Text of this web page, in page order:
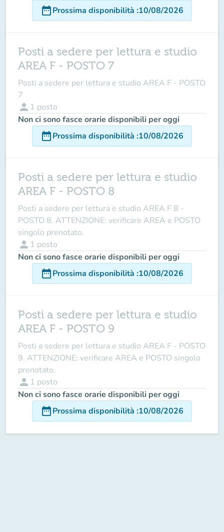
date_rangeProssima disponibilità :10/08/2026
Posti a sedere per lettura e studio
AREA F - POSTO 7
Posti a sedere per lettura e studio AREA F - POSTO
7
person 1 posto
Non ci sono fasce orarie disponibili per oggi
date_rangeProssima disponibilità :10/08/2026
Posti a sedere per lettura e studio
AREA F - POSTO 8
Posti a sedere per lettura e studio AREA F 8 -
POSTO 8. ATTENZIONE: verificare AREA e POSTO
singolo prenotato.
person 1 posto
Non ci sono fasce orarie disponibili per oggi
date_rangeProssima disponibilità :10/08/2026
Posti a sedere per lettura e studio
AREA F - POSTO 9
Posti a sedere per lettura e studio AREA F - POSTO
9. ATTENZIONE: verificare AREA e POSTO singolo
prenotato.
person 1 posto
Non ci sono fasce orarie disponibili per oggi
date_rangeProssima disponibilità :10/08/2026